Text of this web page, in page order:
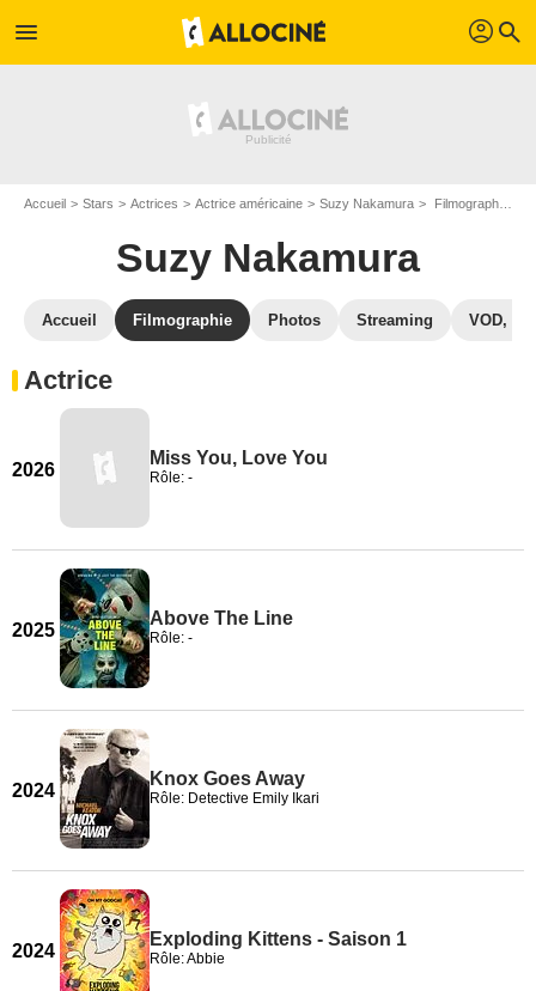
menu profil search
Accueil Stars Actrices Actrice américaine Suzy Nakamura Filmographie Suzy Nakamura
Suzy Nakamura
Accueil Filmographie Photos Streaming VOD,
Actrice
2026
Miss You, Love You
Rôle: -
2025
Above The Line
Rôle: -
2024
Knox Goes Away
Rôle: Detective Emily Ikari
2024
Exploding Kittens - Saison 1
Rôle: Abbie